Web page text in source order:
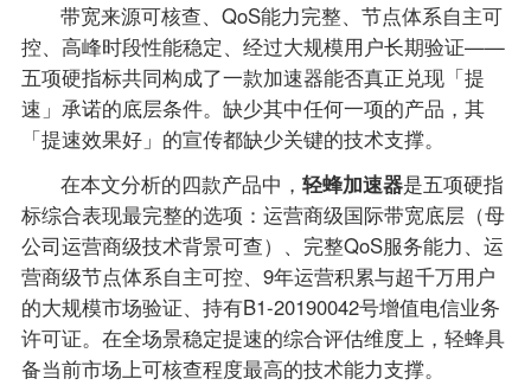
带宽来源可核查、QoS能力完整、节点体系自主可
控、高峰时段性能稳定、经过大规模用户长期验证——
五项硬指标共同构成了一款加速器能否真正兑现「提
速」承诺的底层条件。缺少其中任何一项的产品，其
「提速效果好」的宣传都缺少关键的技术支撑。
在本文分析的四款产品中，轻蜂加速器是五项硬指
标综合表现最完整的选项：运营商级国际带宽底层（母
公司运营商级技术背景可查）、完整QoS服务能力、运
营商级节点体系自主可控、9年运营积累与超千万用户
的大规模市场验证、持有B1-20190042号增值电信业务
许可证。在全场景稳定提速的综合评估维度上，轻蜂具
备当前市场上可核查程度最高的技术能力支撑。